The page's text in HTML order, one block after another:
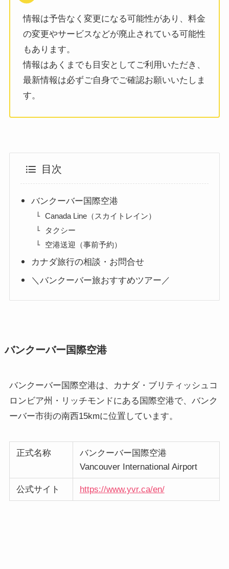
情報は予告なく変更になる可能性があり、料金
の変更やサービスなどが廃止されている可能性
もあります。
情報はあくまでも目安としてご利用いただき、
最新情報は必ずご自身でご確認お願いいたしま
す。
目次
バンクーバー国際空港
Canada Line（スカイトレイン）
タクシー
空港送迎（事前予約）
カナダ旅行の相談・お問合せ
＼バンクーバー旅おすすめツアー／
バンクーバー国際空港
バンクーバー国際空港は、カナダ・ブリティッシュコ
ロンビア州・リッチモンドにある国際空港で、バンク
ーバー市街の南西15kmに位置しています。
正式名称
バンクーバー国際空港
Vancouver International Airport
公式サイト https://www.yvr.ca/en/